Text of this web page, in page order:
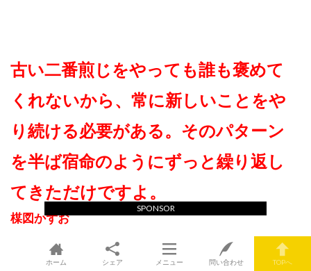
古い二番煎じをやっても誰も褒めて
くれないから、常に新しいことをや
り続ける必要がある。そのパターン
を半ば宿命のようにずっと繰り返し
てきただけですよ。
楳図かずお
SPONSOR
ホーム シェア メニュー 問い合わせ TOPへ